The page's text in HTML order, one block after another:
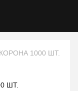
1000 ШТ.
ШТ.